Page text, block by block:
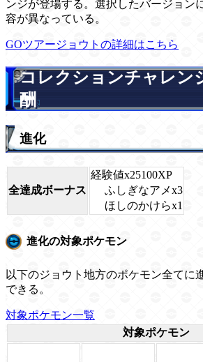
ンジが登場する。選択したバージョン
容が異なっている。
GOツアージョウトの詳細はこちら
コレクションチャレン
酬
進化
全達成ボーナス
経験値x25100XP
ふしぎなアメx3
ほしのかけらx1
進化の対象ポケモン
以下のジョウト地方のポケモン全てに
できる。
対象ポケモン一覧
対象ポケモン